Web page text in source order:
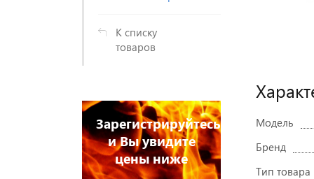
К списку
товаров
и Вы
цены
Модель
Бренд
Тип товара